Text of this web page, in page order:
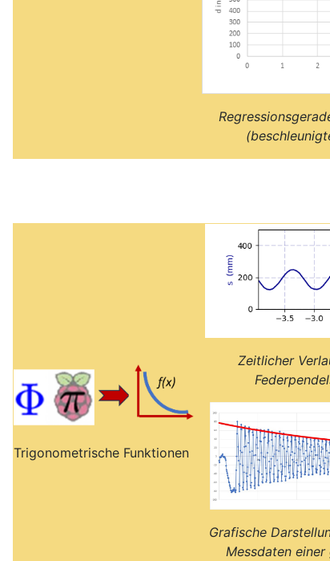
Trigonometrische Funktionen
Zeitlicher
Grafische
Messdaten